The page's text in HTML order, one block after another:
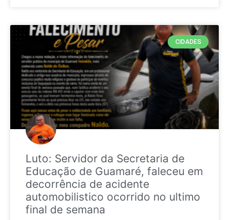
CIDADES
Luto: Servidor da Secretaria de
Educação de Guamaré, faleceu em
decorrência de acidente
automobilistico ocorrido no ultimo
final de semana